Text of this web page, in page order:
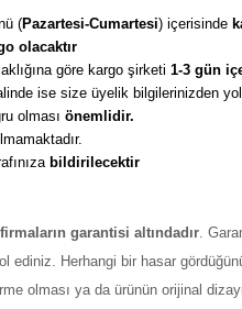
(Pazartesi-Cumartesi) içerisinde
olacaktır
göre kargo şirketi 1-3 gün
ise size üyelik bilgilerinizden
olması önemlidir.
bildirilecektir
garantisi altındadır.
ediniz. Herhangi bir hasar
olması ya da ürünün orijinal